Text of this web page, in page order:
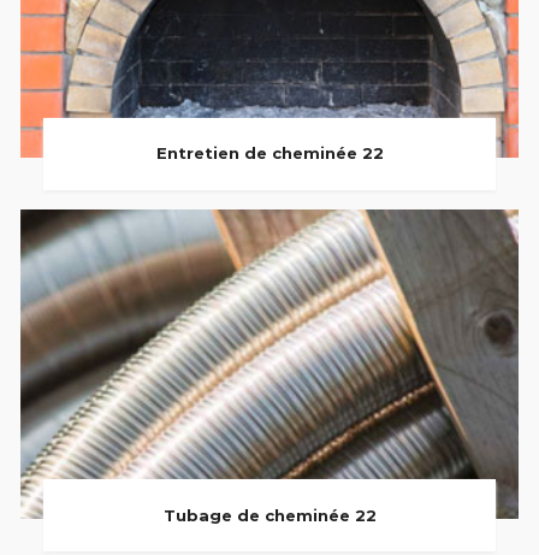
Entretien de cheminée 22
Tubage de cheminée 22